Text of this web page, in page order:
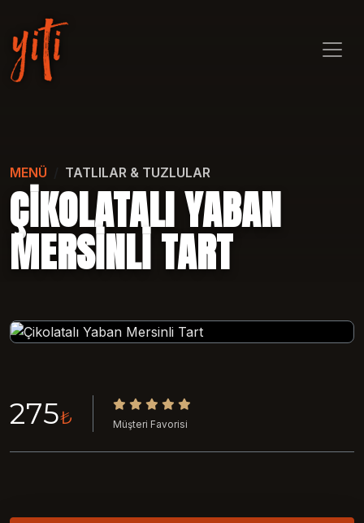
MENÜ TATLILAR & TUZLULAR
ÇIKOLATALI YABAN
MERSINLI TART
275₺ Müşteri Favorisi